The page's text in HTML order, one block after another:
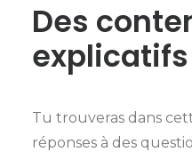
Des
explicatifs
Tu trouveras dans
réponses à des